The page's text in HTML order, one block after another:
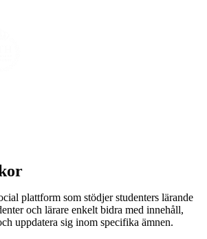
plattform som stödjer studenters lärande
och lärare enkelt bidra med innehåll,
uppdatera sig inom specifika ämnen.